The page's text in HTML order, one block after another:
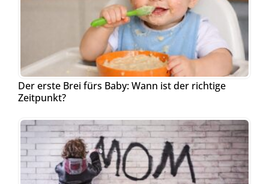
Der erste Brei fürs Baby: Wann ist der richtige
Zeitpunkt?